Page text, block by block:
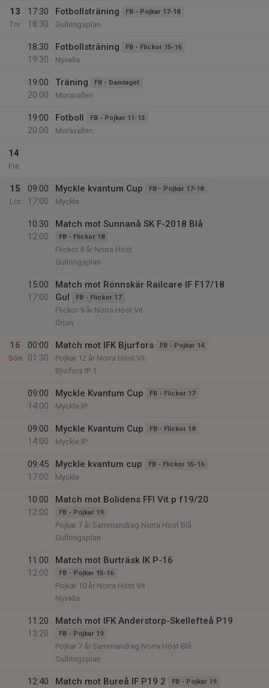
13
Tor
17:30
18:30
Fotbollsträning FB - Pojkar 17-18
Gullringsplan
18:30
19:30
Fotbollsträning FB - Flickor 15-16
Nyvalla
19:00
20:00
Träning FB - Damlaget
Moravallen
19:00
20:00
Fotboll FB - Pojkar 11-13
Moravallen
14
Fre
15
Lör
09:00
17:00
Myckle kvantum Cup FB - Pojkar 17-18
Myckle
10:30
12:00
Match mot Sunnanå SK F-2018 Blå
FB - Flickor 18
Flickor 8 år Norra Höst
Gullringsplan
15:00
17:00
Match mot Rönnskär Railcare IF F17/18
Gul
FB - Flickor 17
Flickor 9 år Norra Höst Vit
Örjan
16
Sön
00:00
01:30
Match mot IFK Bjurfors FB - Pojkar 14
Pojkar 12 år Norra Höst Vit
Bjurfors IP 1
09:00
14:00
Myckle Kvantum Cup FB - Flickor 17
Myckle IP
09:00
14:00
Myckle Kvantum Cup FB - Flickor 18
Myckle IP
09:45
17:00
Myckle kvantum cup FB - Flickor 15-16
Myckle
10:00
12:00
Match mot Bolidens FFI Vit p f19/20
FB - Pojkar 19
Pojkar 7 år Sammandrag Norra Höst Blå
Gullringsplan
11:00
12:00
Match mot Burträsk IK P-16
FB - Pojkar 15-16
Pojkar 10 år Norra Höst Vit
Nyvalla
11:20
13:20
Match mot IFK Anderstorp-Skellefteå P19
FB - Pojkar 19
Pojkar 7 år Sammandrag Norra Höst Blå
Gullringsplan
12:40
Match mot Bureå IF P19 2 FB - Pojkar 19